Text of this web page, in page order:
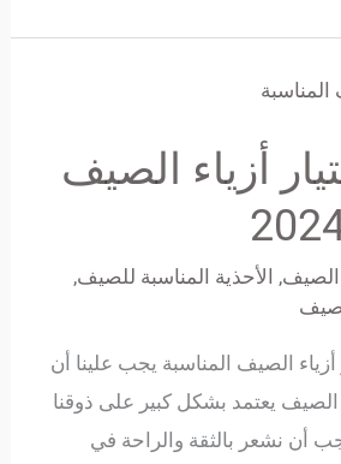
أزياء الصيف
الصيف, الأحذية المناسبة للصيف,
الصيف المناسبة يجب علينا أن
الصيف يعتمد بشكل كبير على ذوقنا
أن نشعر بالثقة والراحة في